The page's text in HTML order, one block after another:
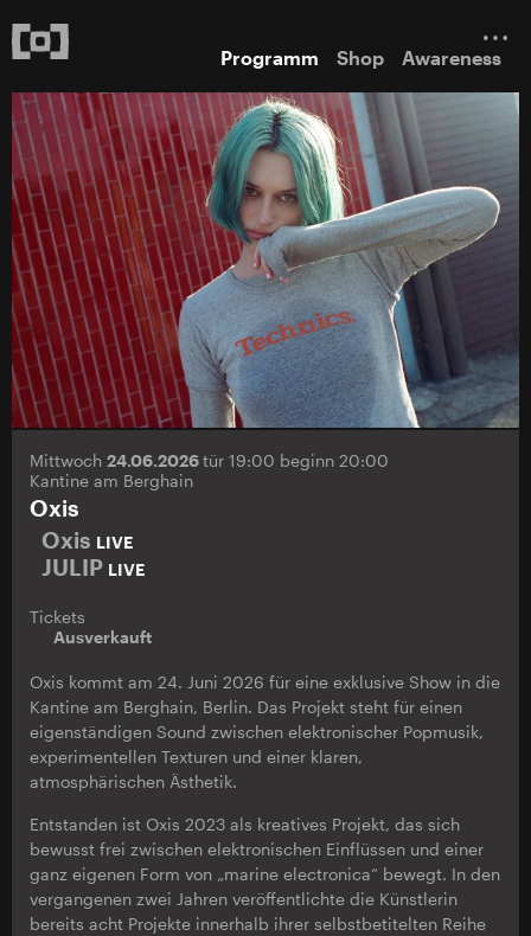
Programm Shop Awareness
Mittwoch 24.06.2026tür 19:00 beginn 20:00
Kantine am Berghain
Oxis
Oxis LIVE
JULIP LIVE
Tickets
Ausverkauft
Oxis kommt am 24. Juni 2026 für eine exklusive Show in die
Kantine am Berghain, Berlin. Das Projekt steht für einen
eigenständigen Sound zwischen elektronischer Popmusik,
experimentellen Texturen und einer klaren,
atmosphärischen Ästhetik.
Entstanden ist Oxis 2023 als kreatives Projekt, das sich
bewusst frei zwischen elektronischen Einflüssen und einer
ganz eigenen Form von „marine electronica“ bewegt. In den
vergangenen zwei Jahren veröffentlichte die Künstlerin
bereits acht Projekte innerhalb ihrer selbstbetitelten Reihe